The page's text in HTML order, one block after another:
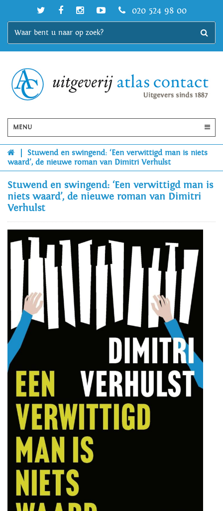
020 524 98 00
MENU
Stuwend en swingend: ‘Een verwittigd man is niets
waard’, de nieuwe roman van Dimitri Verhulst
Stuwend en swingend: ‘Een verwittigd man is
niets waard’, de nieuwe roman van Dimitri
Verhulst